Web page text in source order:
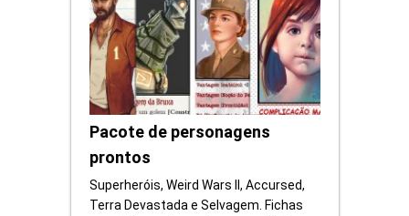
Pacote de personagens
prontos
Superheróis, Weird Wars II, Accursed,
Terra Devastada e Selvagem. Fichas